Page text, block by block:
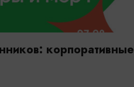
корпоративные